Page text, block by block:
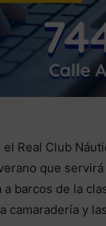
Real Club
que
barcos de la
camaradería y